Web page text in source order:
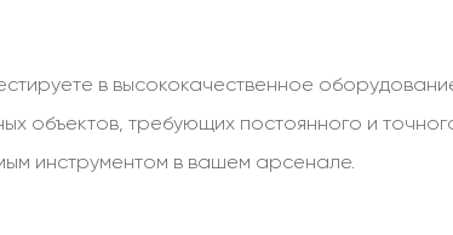
в высококачественное
объектов, требующих постоянного и
инструментом в вашем арсенале.